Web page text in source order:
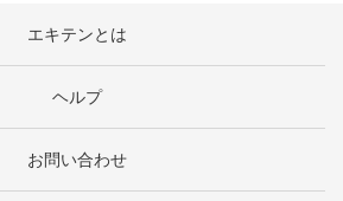
エキテンとは
ヘルプ
お問い合わせ